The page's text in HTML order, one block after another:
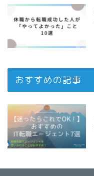
おすすめの記事